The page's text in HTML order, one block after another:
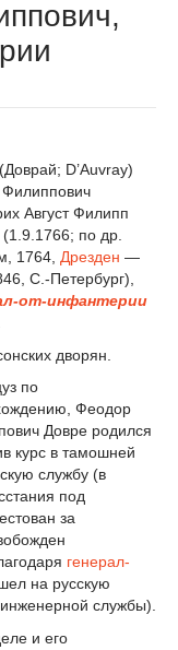
D’Auvray)
Август Филипп
по др.
1764, Дрезден —
С.-Петербург),
от-инфантерии
дворян.
по
Феодор
Довре родился
курс в тамошней
службу (в
под
за
генерал-
на русскую
службы).
и его